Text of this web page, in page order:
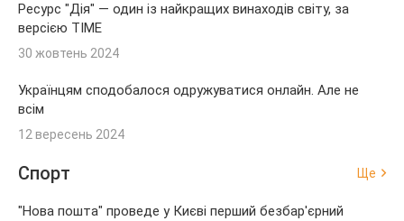
Ресурс "Дія" — один із найкращих винаходів світу, за
версією TIME
30 жовтень 2024
Українцям сподобалося одружуватися онлайн. Але не
всім
12 вересень 2024
Спорт Ще
"Нова пошта" проведе у Києві перший безбар'єрний